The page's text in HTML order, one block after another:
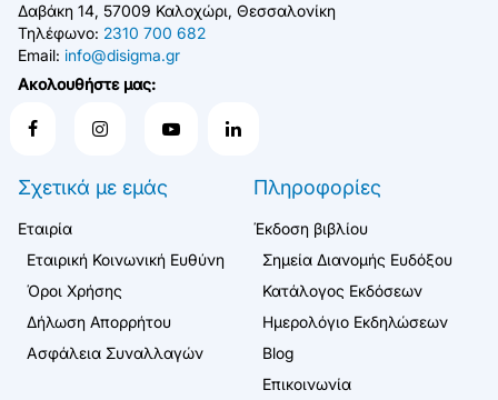
Δαβάκη 14, 57009 Καλοχώρι, Θεσσαλονίκη
Τηλέφωνο: 2310 700 682
Email: info@disigma.gr
Ακολουθήστε μας:
Σχετικά με εμάς
Εταιρία
Εταιρική Κοινωνική Ευθύνη
Όροι Χρήσης
Δήλωση Απορρήτου
Ασφάλεια Συναλλαγών
Πληροφορίες
Έκδοση βιβλίου
Σημεία Διανομής Ευδόξου
Κατάλογος Εκδόσεων
Ημερολόγιο Εκδηλώσεων
Blog
Επικοινωνία